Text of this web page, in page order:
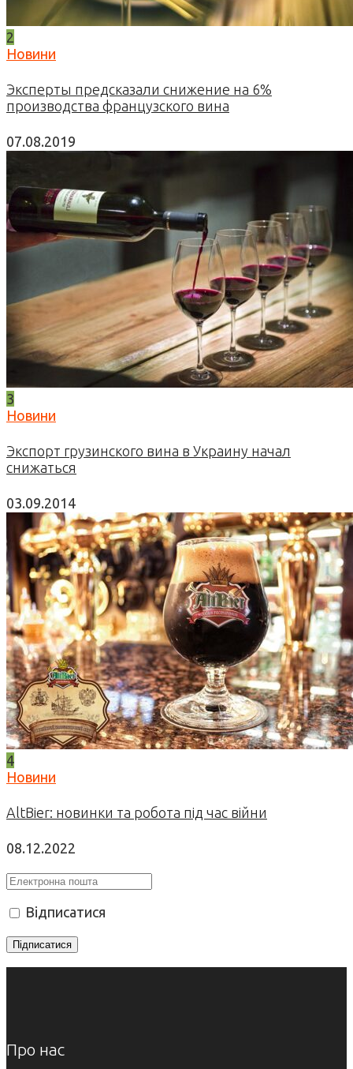
2
Новини
Эксперты предсказали снижение на 6%
производства французского вина
07.08.2019
3
Новини
Экспорт грузинского вина в Украину начал
снижаться
03.09.2014
4
Новини
AltBier: новинки та робота під час війни
08.12.2022
Відписатися
Про нас